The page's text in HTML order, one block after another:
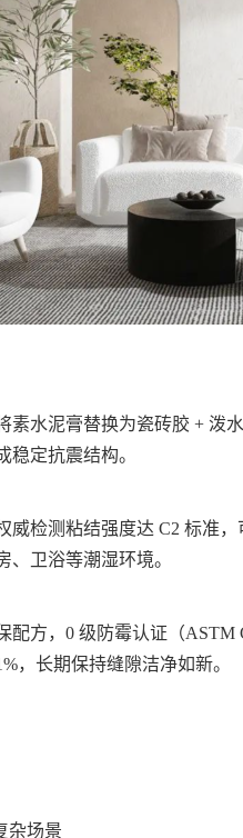
素水泥膏替换为瓷砖胶 + 泼
稳定抗震结构。
威检测粘结强度达 C2 标准
、卫浴等潮湿环境。
配方，0 级防霉认证（
，长期保持缝隙洁净如新。
杂场景